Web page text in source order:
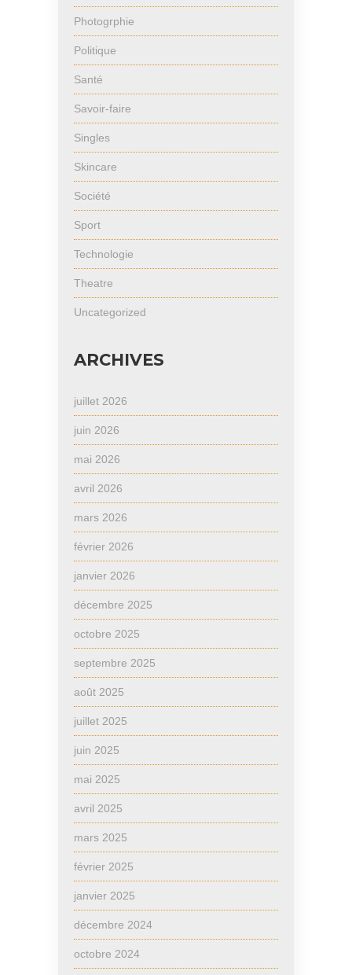
Photogrphie
Politique
Santé
Savoir-faire
Singles
Skincare
Société
Sport
Technologie
Theatre
Uncategorized
ARCHIVES
juillet 2026
juin 2026
mai 2026
avril 2026
mars 2026
février 2026
janvier 2026
décembre 2025
octobre 2025
septembre 2025
août 2025
juillet 2025
juin 2025
mai 2025
avril 2025
mars 2025
février 2025
janvier 2025
décembre 2024
octobre 2024